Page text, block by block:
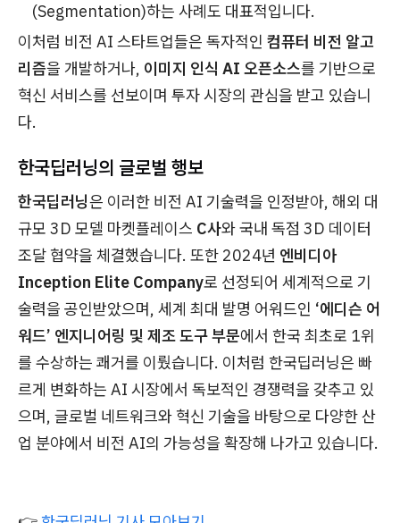
(Segmentation)하는 사례도 대표적입니다.
이처럼 비전 AI 스타트업들은 독자적인 컴퓨터 비전 알고
리즘을 개발하거나, 이미지 인식 AI 오픈소스를 기반으로
혁신 서비스를 선보이며 투자 시장의 관심을 받고 있습니
다.
한국딥러닝의 글로벌 행보
한국딥러닝은 이러한 비전 AI 기술력을 인정받아, 해외 대
규모 3D 모델 마켓플레이스 C사와 국내 독점 3D 데이터
조달 협약을 체결했습니다. 또한 2024년 엔비디아
Inception Elite Company로 선정되어 세계적으로 기
술력을 공인받았으며, 세계 최대 발명 어워드인 ‘에디슨 어
워드’ 엔지니어링 및 제조 도구 부문에서 한국 최초로 1위
를 수상하는 쾌거를 이뤘습니다. 이처럼 한국딥러닝은 빠
르게 변화하는 AI 시장에서 독보적인 경쟁력을 갖추고 있
으며, 글로벌 네트워크와 혁신 기술을 바탕으로 다양한 산
업 분야에서 비전 AI의 가능성을 확장해 나가고 있습니다.